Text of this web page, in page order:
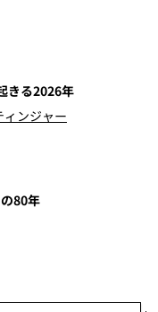
きる2026年
ィンジャー
の80年